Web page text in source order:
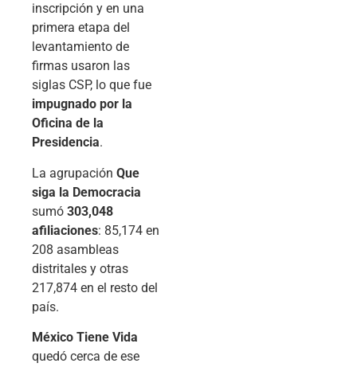
inscripción y en una
primera etapa del
levantamiento de
firmas usaron las
siglas CSP, lo que fue
impugnado por la
Oficina de la
Presidencia.
La agrupación Que
siga la Democracia
sumó 303,048
afiliaciones: 85,174 en
208 asambleas
distritales y otras
217,874 en el resto del
país.
México Tiene Vida
quedó cerca de ese